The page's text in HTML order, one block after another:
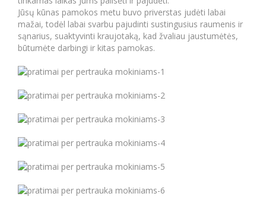
Jūsų kūnas pamokos metu buvo priverstas judėti labai
mažai, todėl labai svarbu pajudinti sustingusius raumenis ir
sąnarius, suaktyvinti kraujotaką, kad žvaliau jaustumėtės,
būtumėte darbingi ir kitas pamokas.